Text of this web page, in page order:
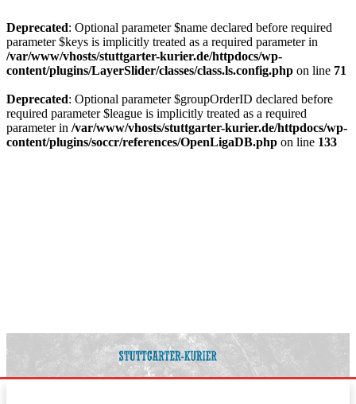
Deprecated: Optional parameter $name declared before required
parameter $keys is implicitly treated as a required parameter in
/var/www/vhosts/stuttgarter-kurier.de/httpdocs/wp-
content/plugins/LayerSlider/classes/class.ls.config.php on line 71
Deprecated: Optional parameter $groupOrderID declared before
required parameter $league is implicitly treated as a required
parameter in /var/www/vhosts/stuttgarter-kurier.de/httpdocs/wp-
content/plugins/soccr/references/OpenLigaDB.php on line 133